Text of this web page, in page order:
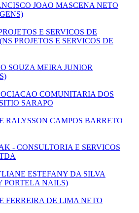
JOAO MASCENA NETO
E SERVICOS DE
(NS PROJETOS E SERVICOS DE
SOUZA MEIRA JUNIOR
COMUNITARIA DOS
SARAPO
RALYSSON CAMPOS BARRETO
- CONSULTORIA E SERVICOS
ESTEFANY DA SILVA
PORTELA NAILS)
FERREIRA DE LIMA NETO